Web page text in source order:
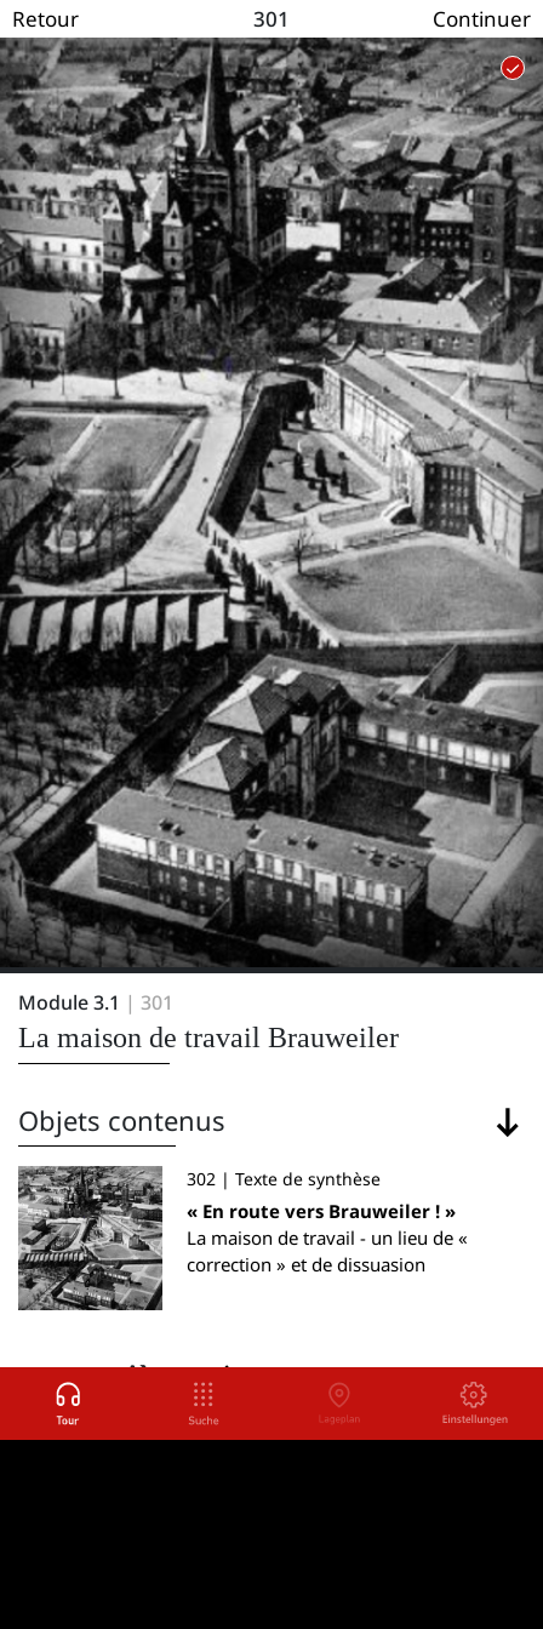
Retour 301 Continuer
Module 3.1 | 301
La maison de travail Brauweiler
Objets contenus
302 | Texte de synthèse
« En route vers Brauweiler ! »
La maison de travail - un lieu de «
correction » et de dissuasion
autres pièces